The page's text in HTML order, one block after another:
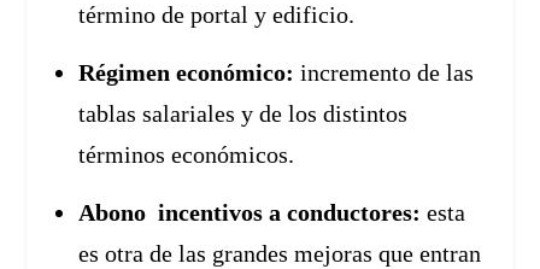
término de portal y edificio.
Régimen económico:incremento de las
tablas salariales y de los distintos
términos económicos.
Abono incentivos a conductores:esta
es otra de las grandes mejoras que entran